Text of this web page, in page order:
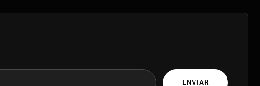
ENVIAR